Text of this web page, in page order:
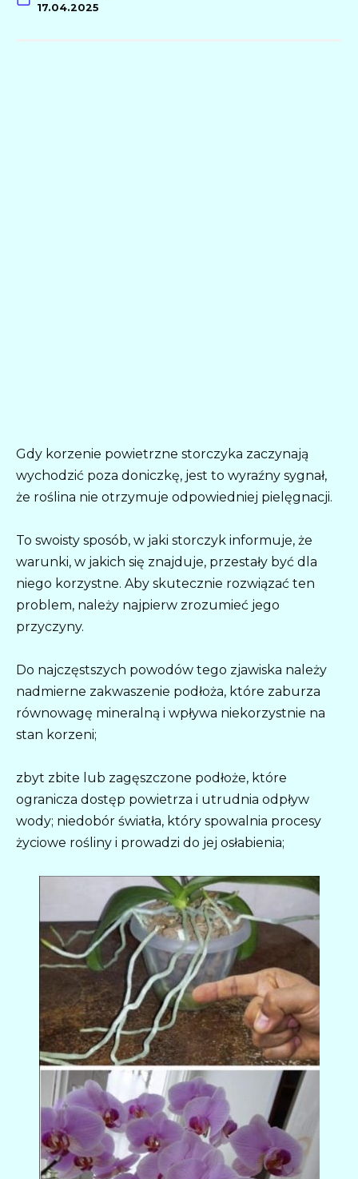
17.04.2025
Gdy korzenie powietrzne storczyka zaczynają
wychodzić poza doniczkę, jest to wyraźny sygnał,
że roślina nie otrzymuje odpowiedniej pielęgnacji.
To swoisty sposób, w jaki storczyk informuje, że
warunki, w jakich się znajduje, przestały być dla
niego korzystne. Aby skutecznie rozwiązać ten
problem, należy najpierw zrozumieć jego
przyczyny.
Do najczęstszych powodów tego zjawiska należy
nadmierne zakwaszenie podłoża, które zaburza
równowagę mineralną i wpływa niekorzystnie na
stan korzeni;
zbyt zbite lub zagęszczone podłoże, które
ogranicza dostęp powietrza i utrudnia odpływ
wody; niedobór światła, który spowalnia procesy
życiowe rośliny i prowadzi do jej osłabienia;